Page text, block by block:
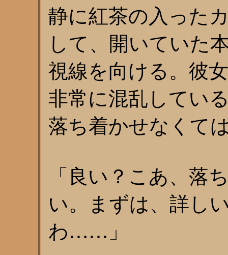
静に紅茶の入った
して、開いていた
視線を向ける。彼
非常に混乱してい
落ち着かせなくて
「良い？こあ、落
い。まずは、詳し
わ……」